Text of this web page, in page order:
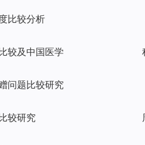
比较分析
较及中国医学
问题比较研究
较研究